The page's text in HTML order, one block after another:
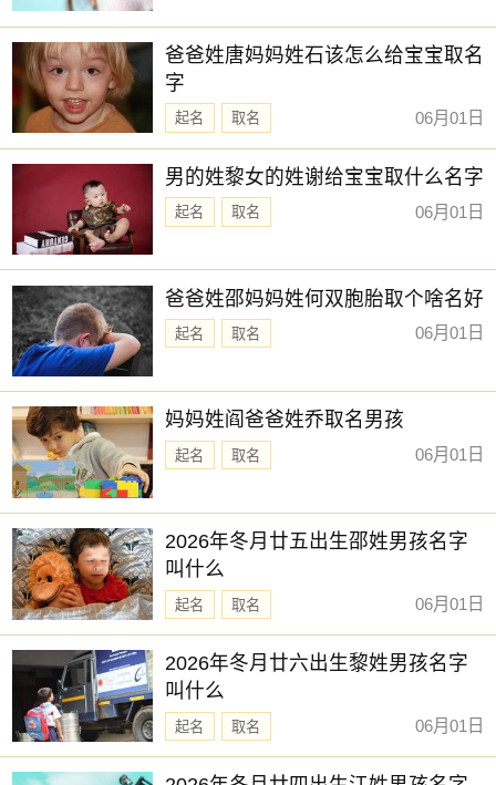
爸爸姓唐妈妈姓石该怎么给宝宝取名
字
起名 取名 06月01日
男的姓黎女的姓谢给宝宝取什么名字
起名 取名 06月01日
爸爸姓邵妈妈姓何双胞胎取个啥名好
起名 取名 06月01日
妈妈姓阎爸爸姓乔取名男孩
起名 取名 06月01日
2026年冬月廿五出生邵姓男孩名字
叫什么
起名 取名 06月01日
2026年冬月廿六出生黎姓男孩名字
叫什么
起名 取名 06月01日